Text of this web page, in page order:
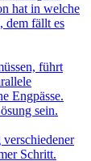
hat in welche
dem fällt es
führt
Engpässe.
sein.
Schritt.